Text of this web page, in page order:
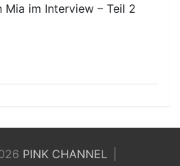
Mia im Interview – Teil 2
PINK CHANNEL